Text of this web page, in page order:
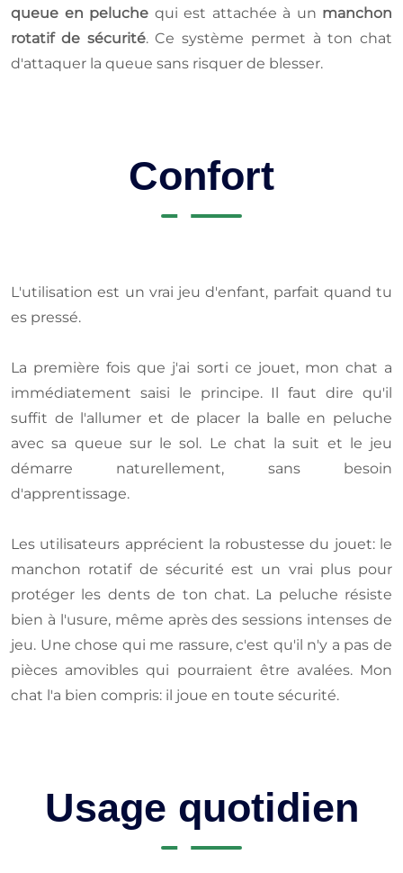
queue en peluche qui est attachée à un manchon
rotatif de sécurité. Ce système permet à ton chat
d'attaquer la queue sans risquer de blesser.
Confort
L'utilisation est un vrai jeu d'enfant, parfait quand tu
es pressé.
La première fois que j'ai sorti ce jouet, mon chat a
immédiatement saisi le principe. Il faut dire qu'il
suffit de l'allumer et de placer la balle en peluche
avec sa queue sur le sol. Le chat la suit et le jeu
démarre naturellement, sans besoin
d'apprentissage.
Les utilisateurs apprécient la robustesse du jouet: le
manchon rotatif de sécurité est un vrai plus pour
protéger les dents de ton chat. La peluche résiste
bien à l'usure, même après des sessions intenses de
jeu. Une chose qui me rassure, c'est qu'il n'y a pas de
pièces amovibles qui pourraient être avalées. Mon
chat l'a bien compris: il joue en toute sécurité.
Usage quotidien